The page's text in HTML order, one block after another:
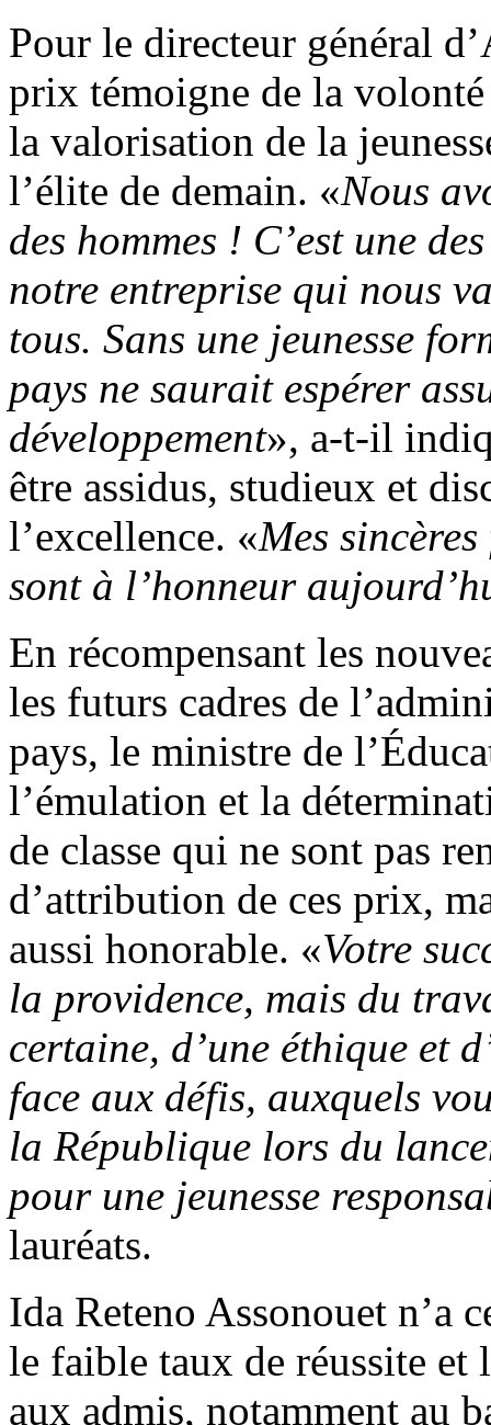
Pour le directeur général
prix témoigne de la
la valorisation de la
l’élite de demain. «Nous
des hommes ! C’est une
notre entreprise qui nous
tous. Sans une jeunesse
pays ne saurait espérer
développement», a-t-il
être assidus, studieux et
l’excellence. «Mes
sont à l’honneur
En récompensant les
les futurs cadres de
pays, le ministre de
l’émulation et la
de classe qui ne sont pas
d’attribution de ces prix,
aussi honorable. «Votre
la providence, mais du
certaine, d’une éthique et
face aux défis, auxquels
la République lors du
pour une jeunesse
lauréats.
Ida Reteno Assonouet n’a
le faible taux de réussite et
aux admis, notamment au